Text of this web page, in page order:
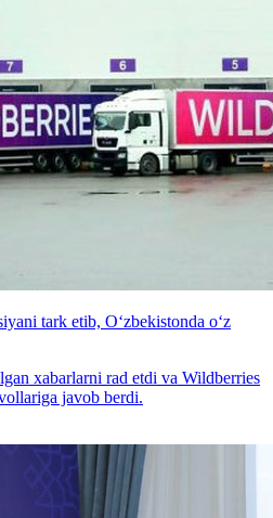
tark etib, O‘zbekistonda o‘z
xabarlarni rad etdi va Wildberries
javob berdi.